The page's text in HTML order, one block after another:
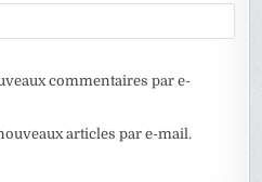
commentaires par e-
articles par e-mail.